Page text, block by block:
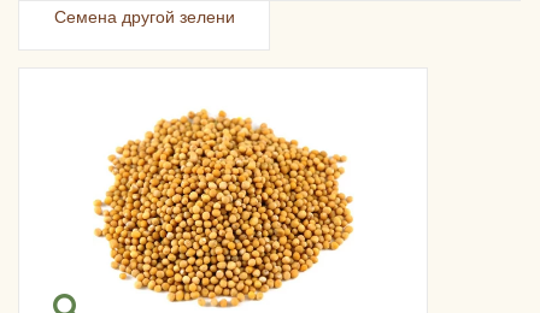
Семена другой зелени